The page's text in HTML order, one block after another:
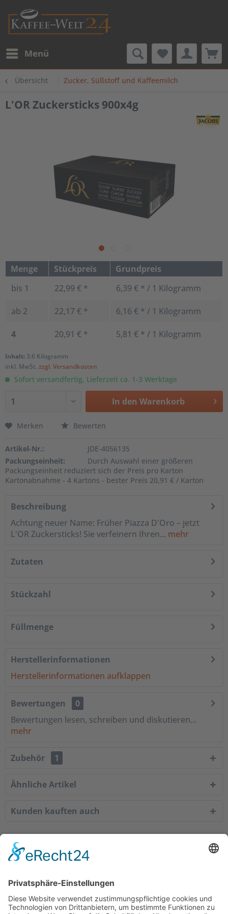
Menü
Übersicht Zucker, Süßstoff und Kaffeemilch
L'OR Zuckersticks 900x4g
Menge Stückpreis
Grundpreis
bis 1 22,99 € * 6,39 € * / 1 Kilogramm
ab 2 22,17 € * 6,16 € * / 1 Kilogramm
4 20,91 € * 5,81 € * / 1 Kilogramm
Inhalt: 3.6 Kilogramm
inkl. MwSt. zzgl. Versandkosten
Sofort versandfertig, Lieferzeit ca. 1-3 Werktage
In den Warenkorb
Merken Bewerten
Artikel-Nr.:
JDE-4056135
Packungseinheit:
Durch Auswahl einer größeren
Packungseinheit reduziert sich der Preis pro Karton
Kartonabnahme - 4 Kartons - bester Preis 20,91 € / Karton
Beschreibung
Achtung neuer Name: Früher Piazza D'Oro – jetzt
L'OR Zuckersticks! Sie verfeinern Ihren... mehr
Zutaten
Stückzahl
Füllmenge
Herstellerinformationen
Herstellerinformationen aufklappen
Bewertungen
0
Bewertungen lesen, schreiben und diskutieren...
mehr
Zubehör 1
Ähnliche Artikel
Kunden kauften auch
Service Hotline
Informationen